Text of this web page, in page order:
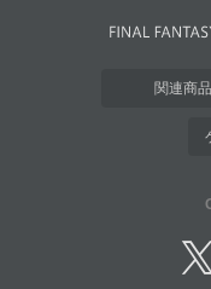
関連商品